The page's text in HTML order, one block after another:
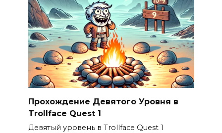
Прохождение Девятого Уровня в
Trollface Quest 1
Девятый уровень в Trollface Quest 1